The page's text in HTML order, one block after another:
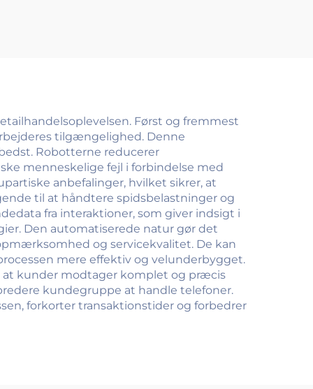
Først og fremmest
tilgængelighed. Denne
Robotterne reducerer
menneskelige fejl i forbindelse med
anbefalinger, hvilket sikrer, at
til at håndtere spidsbelastninger og
fra interaktioner, som giver indsigt i
Den automatiserede natur gør det
og servicekvalitet. De kan
mere effektiv og velunderbygget.
at kunder modtager komplet og præcis
kundegruppe at handle telefoner.
forkorter transaktionstider og forbedrer